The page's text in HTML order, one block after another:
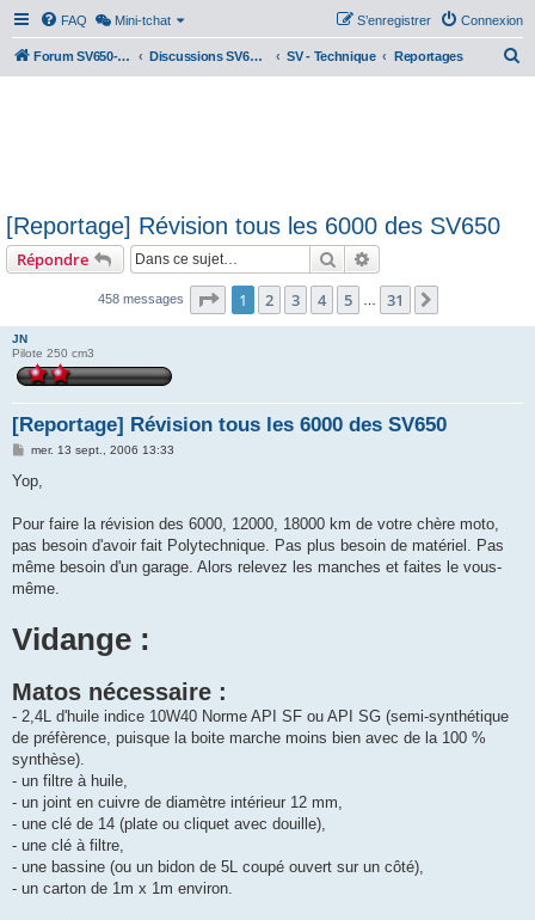
FAQ Mini-tchat Connexion
S’enregistrer
Forum SV650-SV1000 Discussions SV650 & SV1000 N/S SV - Technique Reportages
[Reportage] Révision tous les 6000 des SV650
Répondre Rechercher
458 messages Page 1sur31
1 2 3 4 5 31
JN
Pilote 250 cm3
[Reportage] Révision tous les 6000 des SV650
M
s
s
g
mer. 13 sept., 2006 13:33
Yop,
Pour faire la révision des 6000, 12000, 18000 km de votre chère moto,
pas besoin d'avoir fait Polytechnique. Pas plus besoin de matériel. Pas
même besoin d'un garage. Alors relevez les manches et faites le vous-
même.
Vidange :
Matos nécessaire :
- 2,4L d'huile indice 10W40 Norme API SF ou API SG (semi-synthétique
de préfèrence, puisque la boite marche moins bien avec de la 100 %
synthèse).
- un filtre à huile,
- un joint en cuivre de diamètre intérieur 12 mm,
- une clé de 14 (plate ou cliquet avec douille),
- une clé à filtre,
- une bassine (ou un bidon de 5L coupé ouvert sur un côté),
- un carton de 1m x 1m environ.